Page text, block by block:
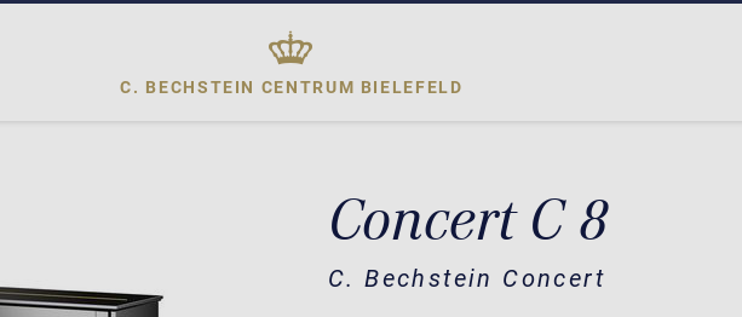
C. BECHSTEIN CENTRUM BIELEFELD
Concert C 8
C. Bechstein Concert